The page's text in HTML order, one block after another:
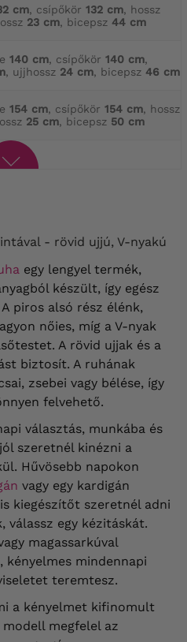
cm, csípőkör 132 cm, hossz
23 cm, bicepsz 44 cm
140 cm, csípőkör 140 cm,
, ujjhossz 24 cm, bicepsz 46 cm
154 cm, csípőkör 154 cm, hossz
25 cm, bicepsz 50 cm
- rövid ujjú, V-nyakú
egy lengyel termék,
készült, így egész
piros alsó rész élénk,
nőies, míg a V-nyak
A rövid ujjak és a
biztosít. A ruhának
zsebei vagy bélése, így
felvehető.
választás, munkába és
szeretnél kinézni a
Hűvösebb napokon
vagy egy kardigán
kiegészítőt szeretnél adni
válassz egy kézitáskát.
magassarkúval
kényelmes mindennapi
teremtesz.
a kényelmet kifinomult
megfelel az